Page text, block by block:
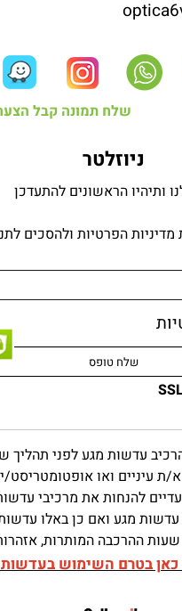
שלח תמונה קבל
ניוזלטר
ותיהיו הראשונים
הפרטיות ולהסכים
עדשות מגע לפני תהליך
ת עיניים ואו אופטומטריסט/
להנחות את מרכיבי
עדשות מגע ואם כן באלו
ההרכבה המותרות,
בטרם השימוש